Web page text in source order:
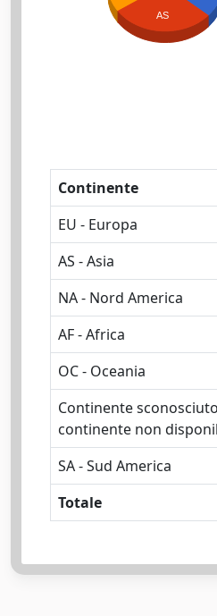
AS
Continente
EU - Europa
AS - Asia
NA - Nord America
AF - Africa
OC - Oceania
Continente
continente non
SA - Sud America
Totale